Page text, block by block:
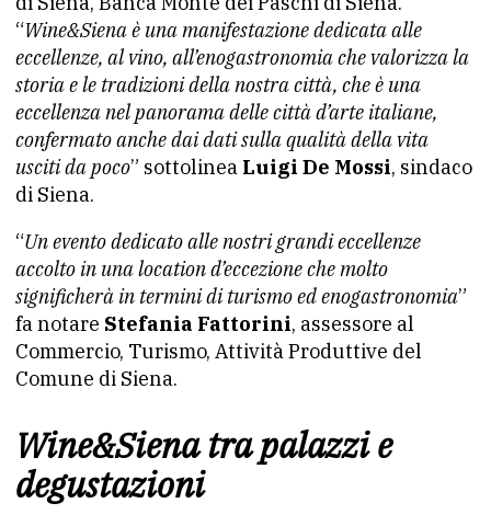
“Wine&Siena è una manifestazione dedicata alle
eccellenze, al vino, all’enogastronomia che valorizza la
storia e le tradizioni della nostra città, che è una
eccellenza nel panorama delle città d’arte italiane,
confermato anche dai dati sulla qualità della vita
usciti da poco” sottolinea Luigi De Mossi, sindaco
di Siena.
“Un evento dedicato alle nostri grandi eccellenze
accolto in una location d’eccezione che molto
significherà in termini di turismo ed enogastronomia”
fa notare Stefania Fattorini, assessore al
Commercio, Turismo, Attività Produttive del
Comune di Siena.
Wine&Siena tra palazzi e
degustazioni